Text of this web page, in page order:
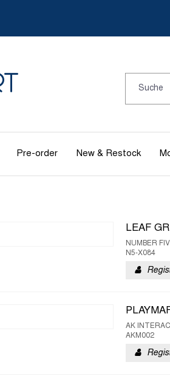
Pre-order New & Restock
LEAF
NUMBER
N5-X084
AK
AKM002